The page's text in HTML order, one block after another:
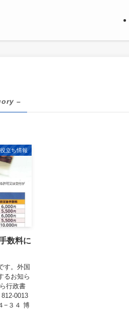
–
立ち情報
数料に
す。外国
るお知ら
行政書
0013
−３４ 博